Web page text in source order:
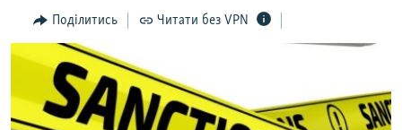
Перейти
до
пошуку
ПОГЛЯД
ІНТЕРВ'Ю
ВСЕ ЗА ДЕНЬ
СПЕЦПРОЕКТИ
Поділитись Читати без VPN